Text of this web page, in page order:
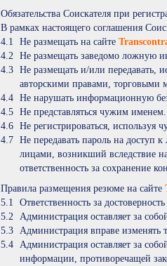
Обязательства Соискателя при
В рамках настоящего соглашения
Не размещать на сайте
Не размещать заведомо ложную
Не размещать и/или передавать,
авторскими правами, торговыми
Не нарушать информационную
Не представляться чужим
Не регистрироваться, используя
Не передавать пароль на доступ
лицами, возникший вследствие
ответственность за сохранение
Правила размещения резюме на сайте
Ответственность за
Администрация оставляет за
Администрация вправе
Администрация оставляет за
информации, противоречащей